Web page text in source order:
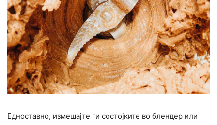
Едноставно, измешајте ги состојките во блендер или